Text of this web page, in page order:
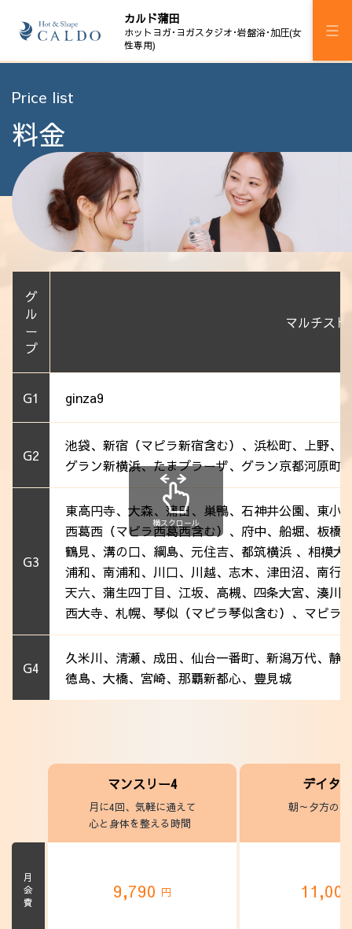
カルド蒲田
ホットヨガ･ヨガスタジオ･岩盤浴･加圧(女
性専用)
施設案内
プログラム
スケジュール
マピラセミ
加圧ボディメイキング
料金
ウェルチケ
法人会員
アクセス
Price list
料金
グ
ル
ー
プ
マルチス
G1 ginza9
G2
池袋、新宿（マピラ新宿含む）、浜松町、上野、
グラン新横浜、たまプラーザ、グラン京都河原町
G3
東高円寺、大森、蒲田、巣鴨、石神井公園、東小
西葛西（マピラ西葛西含む）、府中、船堀、板橋
鶴見、溝の口、綱島、元住吉、都筑横浜 、相模大
浦和、南浦和、川口、川越、志木、津田沼、南行
天六、蒲生四丁目、江坂、高槻、四条大宮、湊川
西大寺、札幌、琴似（マピラ琴似含む）、マピラ
G4
久米川、清瀬、成田、仙台一番町、新潟万代、静
徳島、大橋、宮崎、那覇新都心、豊見城
横スクロール
マンスリー4
月に4回、気軽に通えて
心と身体を整える時間
デイタ
朝～夕方の
月会費 9,790 円